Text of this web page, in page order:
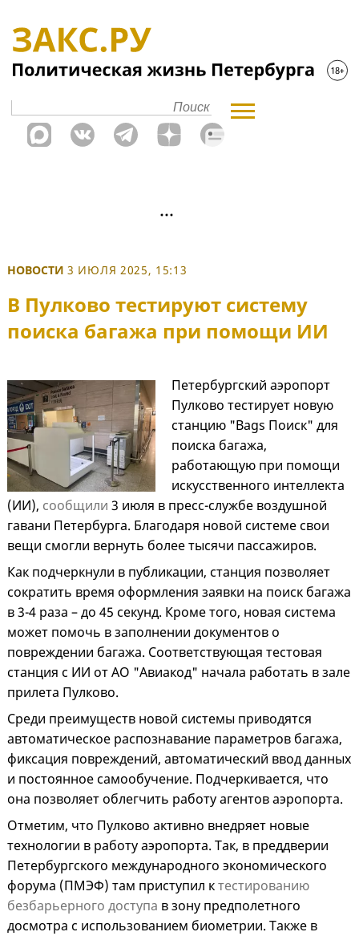
НОВОСТИ 3 ИЮЛЯ 2025, 15:13
В Пулково тестируют систему
поиска багажа при помощи ИИ
Петербургский аэропорт
Пулково тестирует новую
станцию "Bags Поиск" для
поиска багажа,
работающую при помощи
искусственного интеллекта
(ИИ), сообщили 3 июля в пресс-службе воздушной
гавани Петербурга. Благодаря новой системе свои
вещи смогли вернуть более тысячи пассажиров.
Как подчеркнули в публикации, станция позволяет
сократить время оформления заявки на поиск багажа
в 3-4 раза – до 45 секунд. Кроме того, новая система
может помочь в заполнении документов о
повреждении багажа. Соответствующая тестовая
станция с ИИ от АО "Авиакод" начала работать в зале
прилета Пулково.
Среди преимуществ новой системы приводятся
автоматическое распознавание параметров багажа,
фиксация повреждений, автоматический ввод данных
и постоянное самообучение. Подчеркивается, что
она позволяет облегчить работу агентов аэропорта.
Отметим, что Пулково активно внедряет новые
технологии в работу аэропорта. Так, в преддверии
Петербургского международного экономического
форума (ПМЭФ) там приступил ктестированию
безбарьерного доступа в зону предполетного
досмотра с использованием биометрии. Также в